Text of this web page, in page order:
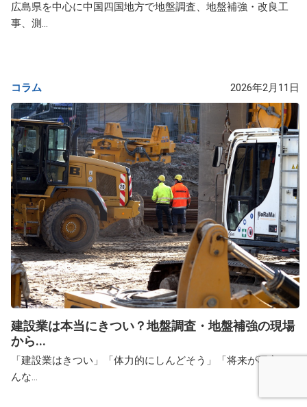
広島県を中心に中国四国地方で地盤調査、地盤補強・改良工
事、測...
コラム 2026年2月11日
建設業は本当にきつい？地盤調査・地盤補強の現場
から...
「建設業はきつい」「体力的にしんどそう」「将来が不安」そ
んな...